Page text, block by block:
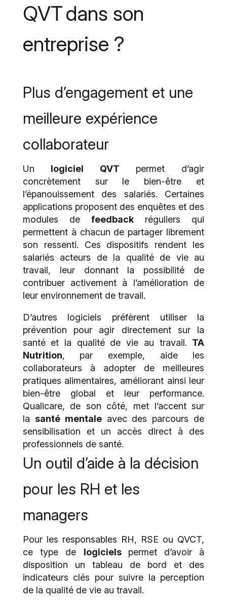
QVT dans son
entreprise ?
Plus d’engagement et une
meilleure expérience
collaborateur
Un logiciel QVT
permet d’agir
concrètement sur le bien-être et
l’épanouissement des salariés. Certaines
applications proposent des enquêtes et des
modules de
feedback
réguliers qui
permettent à chacun de partager librement
son ressenti. Ces dispositifs rendent les
salariés acteurs de la qualité de vie au
travail, leur donnant la possibilité de
contribuer activement à l’amélioration de
leur environnement de travail.
D’autres logiciels préfèrent utiliser la
prévention pour agir directement sur la
santé et la qualité de vie au travail. TA
Nutrition, par exemple, aide les
collaborateurs à adopter de meilleures
pratiques alimentaires, améliorant ainsi leur
bien-être global et leur performance.
Qualicare, de son côté, met l’accent sur
la santé mentale avec des parcours de
sensibilisation et un accès direct à des
professionnels de santé.
Un outil d’aide à la décision
pour les RH et les
managers
Pour les responsables RH, RSE ou QVCT,
ce type de
logiciels
permet d’avoir à
disposition un tableau de bord et des
indicateurs clés pour suivre la perception
de la qualité de vie au travail.